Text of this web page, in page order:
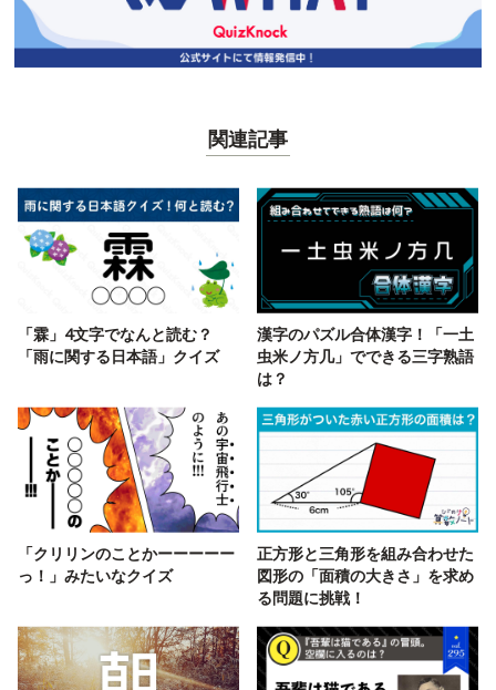
関連記事
「霖」4文字でなんと読む？
「雨に関する日本語」クイズ
漢字のパズル合体漢字！「一土
虫米ノ方几」でできる三字熟語
は？
「クリリンのことかーーーーー
っ！」みたいなクイズ
正方形と三角形を組み合わせた
図形の「面積の大きさ」を求め
る問題に挑戦！